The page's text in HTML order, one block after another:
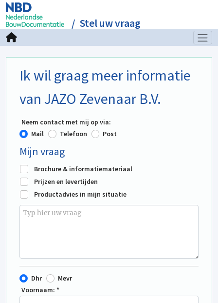
Stel uw vraag
Ik wil graag meer informatie
van JAZO Zevenaar B.V.
Neem contact met mij op via:
Mail
Telefoon Post
Mijn vraag
Brochure & informatiemateriaal
Prijzen en levertijden
Productadvies in mijn situatie
Dhr
Mevr
Voornaam: *